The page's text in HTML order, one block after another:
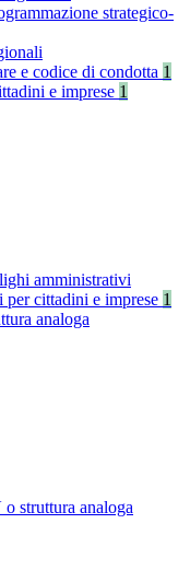
strategico-
e codice di condotta 1
e imprese 1
amministrativi
cittadini e imprese 1
analoga
struttura analoga